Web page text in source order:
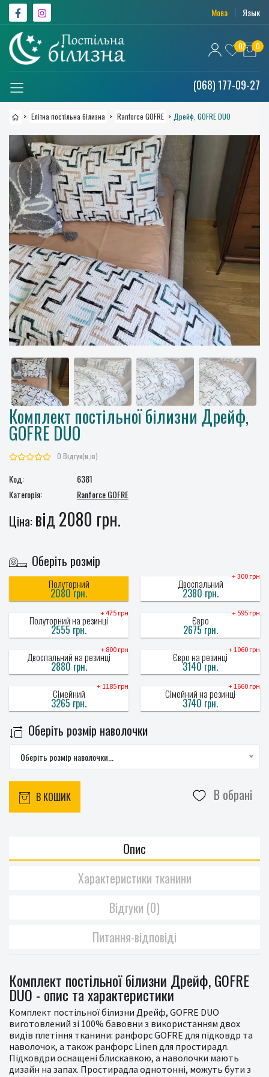
Мова Язык
0 0
(068) 177-09-27
> Елітна постільна білизна > Ranforce GOFRE > Дрейф, GOFRE DUO
Комплект постільної білизни Дрейф,
GOFRE DUO
0 Відгук(и,ів)
Код:
6381
Категорія:
Ranforce GOFRE
Ціна: від 2080 грн.
Оберіть розмір
Полуторний
2080 грн.
+ 300 грн
Двоспальний
2380 грн.
+ 475 грн
Полуторний на резинці
2555 грн.
+ 595 грн
Євро
2675 грн.
+ 800 грн
Двоспальний на резинці
2880 грн.
+ 1060 грн
Євро на резинці
3140 грн.
+ 1185 грн
Сімейний
3265 грн.
+ 1660 грн
Сімейний на резинці
3740 грн.
Оберіть розмір наволочки
Оберіть розмір наволочки...
В КОШИК В обрані
Опис
Характеристики тканини
Відгуки (0)
Питання-відповіді
Комплект постільної білизни Дрейф, GOFRE
DUO - опис та характеристики
Комплект постільної білизни Дрейф, GOFRE DUO
виготовлений зі 100% бавовни з використанням двох
видів плетіння тканини: ранфорс GOFRE для підковдр та
наволочок, а також ранфорс Linen для простирадл.
Підковдри оснащені блискавкою, а наволочки мають
дизайн на запах. Простирадла однотонні, можуть бути з